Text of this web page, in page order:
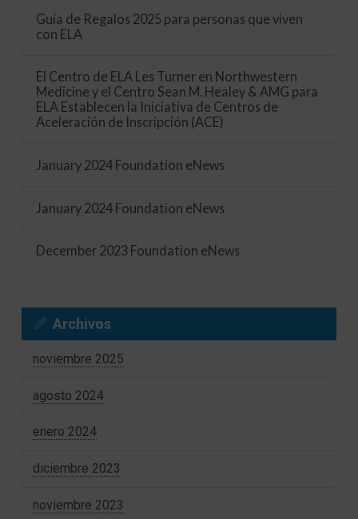
Guía de Regalos 2025 para personas que viven
con ELA
El Centro de ELA Les Turner en Northwestern
Medicine y el Centro Sean M. Healey & AMG para
ELA Establecen la Iniciativa de Centros de
Aceleración de Inscripción (ACE)
January 2024 Foundation eNews
January 2024 Foundation eNews
December 2023 Foundation eNews
Archivos
noviembre 2025
agosto 2024
enero 2024
diciembre 2023
noviembre 2023